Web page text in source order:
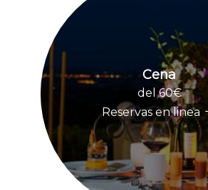
Cena
del 60€
Reservas en linea